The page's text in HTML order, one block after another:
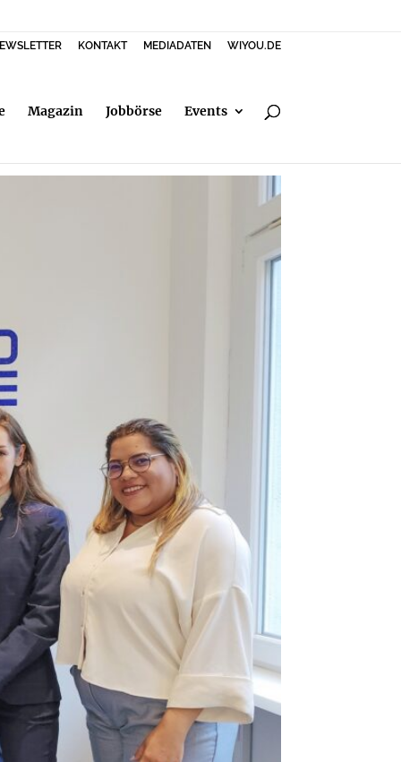
KONTAKT MEDIADATEN WIYOU.DE
Magazin Jobbörse Events